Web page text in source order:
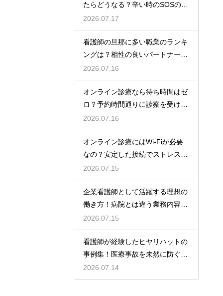
たらどうなる？辛い時のSOSの出
し方
2026.07.17
看護師の旦那に多い職業のランキ
ングは？相性の良いパートナーの
条件と傾向
2026.07.16
オンライン診療なら待ち時間はゼ
ロ？予約時間通りに診察を受ける
コツ
2026.07.16
オンライン診療にはWi-Fiが必要
なの？安定した接続でストレスフ
リーに
2026.07.15
企業看護師として活躍する理想の
働き方！病院とは違う業務内容と
やりがい
2026.07.15
看護師が経験したヒヤリハットの
事例集！医療事故を未然に防ぐた
めの対策
2026.07.14